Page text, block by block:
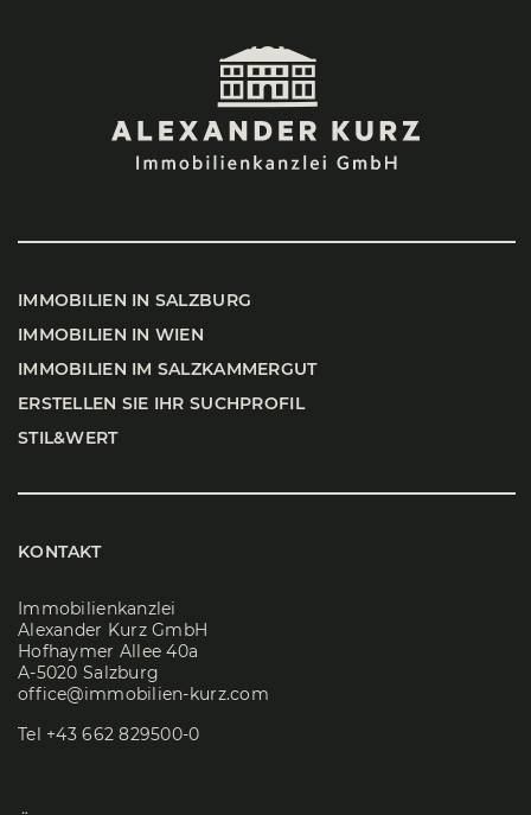
IMMO­BI­LI­EN IN SALZ­BURG
IMMO­BI­LI­EN IN WIEN
IMMO­BI­LI­EN IM SALZ­KAM­MER­GUT
ERSTEL­LEN SIE IHR SUCH­PRO­FIL
STIL&WERT
KONTAKT
Immobilienkanzlei
Alexander Kurz GmbH
Hofhaymer Allee 40a
A-5020 Salzburg
office@immobilien-kurz.com
Tel +43 662 829500-0